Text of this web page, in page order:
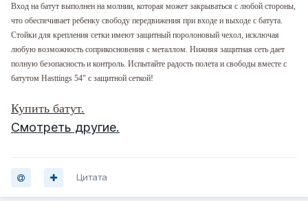
Вход на батут выполнен на молнии, которая может закрываться с любой стороны,
что обеспечивает ребенку свободу передвижения при входе и выходе с батута.
Стойки для крепления сетки имеют защитный поролоновый чехол, исключая
любую возможность соприкосновения с металлом. Нижняя защитная сеть дает
полную безопасность и контроль. Испытайте радость полета и свободы вместе с
батутом Hasttings 54" с защитной сеткой!
Купить батут.
Смотреть другие.
Цитата